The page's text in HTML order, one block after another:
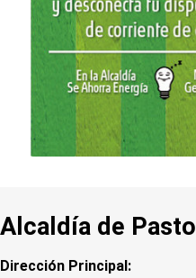
Alcaldía de Pasto
Dirección Principal: